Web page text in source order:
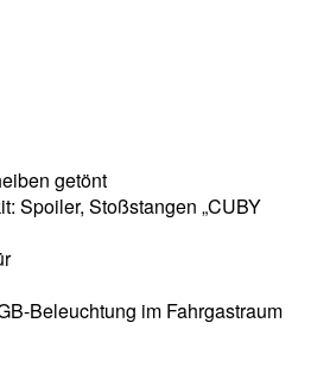
getönt
Spoiler, Stoßstangen „CUBY
Beleuchtung im Fahrgastraum